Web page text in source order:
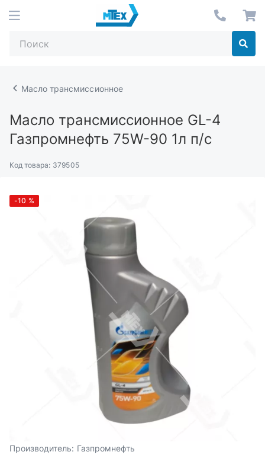
Масло трансмиссионное
Масло трансмиссионное GL-4
Газпромнефть 75W-90 1л п/с
Код товара: 379505
-10 %
Производитель: Газпромнефть